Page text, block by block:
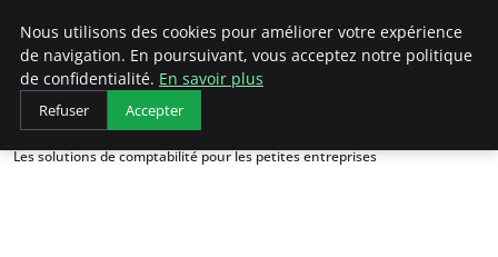
LECFCM
Accueil
Financement et investissement
Les solutions de comptabilité pour les petites entreprises
Nous utilisons des cookies pour améliorer votre expérience
de navigation. En poursuivant, vous acceptez notre politique
de confidentialité. En savoir plus
Refuser Accepter